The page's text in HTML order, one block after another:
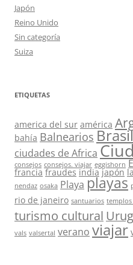
Japón
Reino Unido
Sin categoría
Suiza
ETIQUETAS
america del sur américa
bahía Balnearios Brasil
ciudades de Africa
consejos consejos. viajar eggishorn
francia fraudes india japón
nendaz osaka Playa playas
rio de janeiro santuarios
turismo cultural
vals valsertal verano viajar